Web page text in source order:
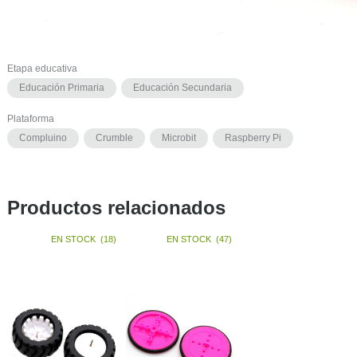
Etapa educativa
Educación Primaria
Educación Secundaria
Plataforma
Compluino
Crumble Microbit Raspberry Pi
Productos relacionados
EN STOCK(18) EN STOCK (47)